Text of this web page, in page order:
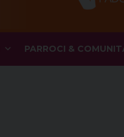
PARROCI &